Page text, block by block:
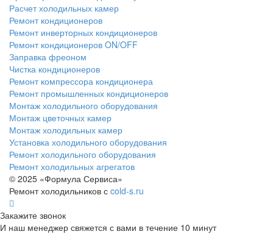
Расчет холодильных камер
Ремонт кондиционеров
Ремонт инверторных кондиционеров
Ремонт кондиционеров ON/OFF
Заправка фреоном
Чистка кондиционеров
Ремонт компрессора кондиционера
Ремонт промышленных кондиционеров
Монтаж холодильного оборудования
Монтаж цветочных камер
Монтаж холодильных камер
Установка холодильного оборудования
Ремонт холодильного оборудования
Ремонт холодильных агрегатов
© 2025 «Формула Сервиса»
Ремонт холодильников с cold-s.ru
Закажите звонок
И наш менеджер свяжется с вами в течение 10 минут